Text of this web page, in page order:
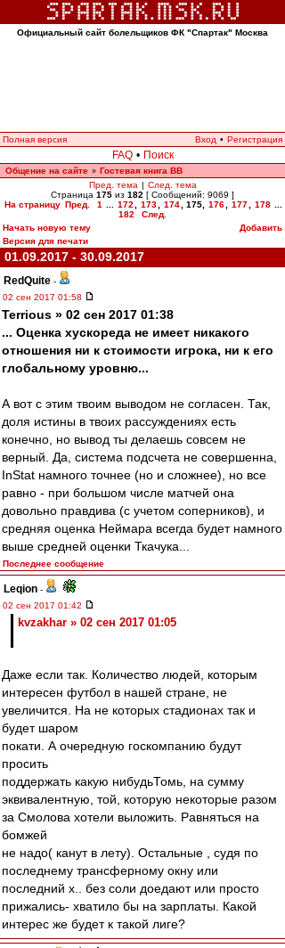
Официальный сайт болельщиков ФК "Спартак" Москва
Полная версия Вход • Регистрация
FAQ • Поиск
Общение на сайте » Гостевая книга ВВ
Пред. тема | След. тема
Страница 175 из 182 [ Сообщений: 9069 ]
На страницу Пред. 1 172 173 174 175, 176 177 178
182
След.
Начать новую тему
Добавить
Версия для печати
01.09.2017 - 30.09.2017
RedQuite -
02 сен 2017 01:58
Terrious » 02 сен 2017 01:38
... Оценка хускореда не имеет никакого
отношения ни к стоимости игрока, ни к его
глобальному уровню...
А вот с этим твоим выводом не согласен. Так,
доля истины в твоих рассуждениях есть
конечно, но вывод ты делаешь совсем не
верный. Да, система подсчета не совершенна,
InStаt намного точнее (но и сложнее), но все
равно - при большом числе матчей она
довольно правдива (с учетом соперников), и
средняя оценка Неймара всегда будет намного
выше средней оценки Ткачука...
Последнее сообщение
Leqion -
02 сен 2017 01:42
kvzakhar » 02 сен 2017 01:05
Даже если так. Количество людей, которым
интересен футбол в нашей стране, не
увеличится. На не которых стадионах так и
будет шаром
покати. А очередную госкомпанию будут
просить
поддержать какую нибудьТомь, на сумму
эквивалентную, той, которую некоторые разом
за Смолова хотели выложить. Равняться на
бомжей
не надо( канут в лету). Остальные , судя по
последнему трансферному окну или
последний х.. без соли доедают или просто
прижались- хватило бы на зарплаты. Какой
интерес же будет к такой лиге?